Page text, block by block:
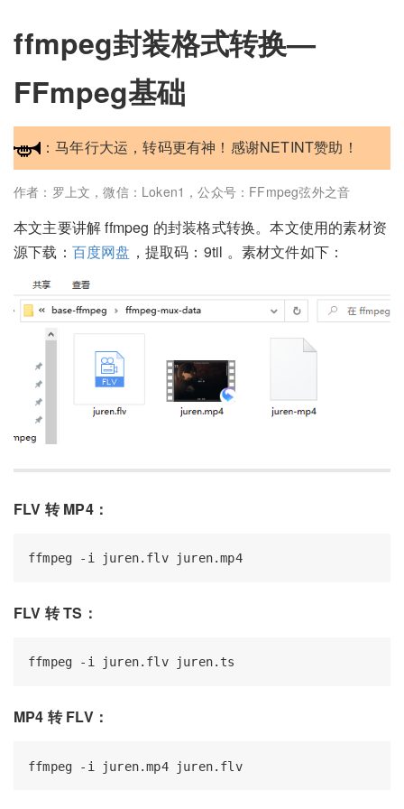
ffmpeg封装格式转换—
FFmpeg基础
：马年行大运，转码更有神！感谢NETINT赞助！
作者：罗上文，微信：Loken1，公众号：FFmpeg弦外之音
本文主要讲解 ffmpeg 的封装格式转换。本文使用的素材资
源下载： 百度网盘 ，提取码：9til 。素材文件如下：
FLV 转 MP4：
ffmpeg -i juren.flv juren.mp4
FLV 转 TS：
MP4 转 FLV：
ffmpeg -i juren.mp4 juren.flv